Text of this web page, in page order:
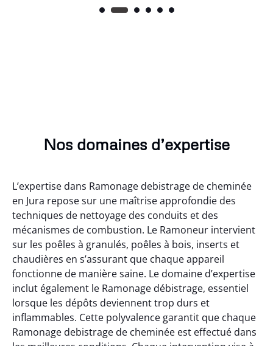
Nos domaines d’expertise
L’expertise dans Ramonage debistrage de cheminée
en Jura repose sur une maîtrise approfondie des
techniques de nettoyage des conduits et des
mécanismes de combustion. Le Ramoneur intervient
sur les poêles à granulés, poêles à bois, inserts et
chaudières en s’assurant que chaque appareil
fonctionne de manière saine. Le domaine d’expertise
inclut également le Ramonage débistrage, essentiel
lorsque les dépôts deviennent trop durs et
inflammables. Cette polyvalence garantit que chaque
Ramonage debistrage de cheminée est effectué dans